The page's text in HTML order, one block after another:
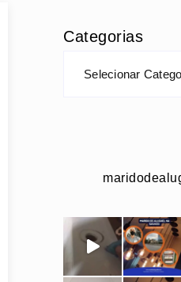
Categorias